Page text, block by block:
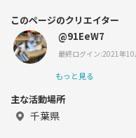
このページのクリエイター
@91EeW7
最終ログイン:2021年
もっと見る
主な活動場所
千葉県